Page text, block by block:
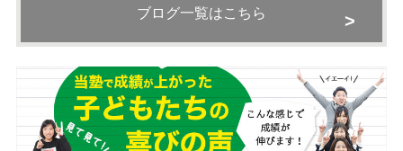
ブログ一覧はこちら